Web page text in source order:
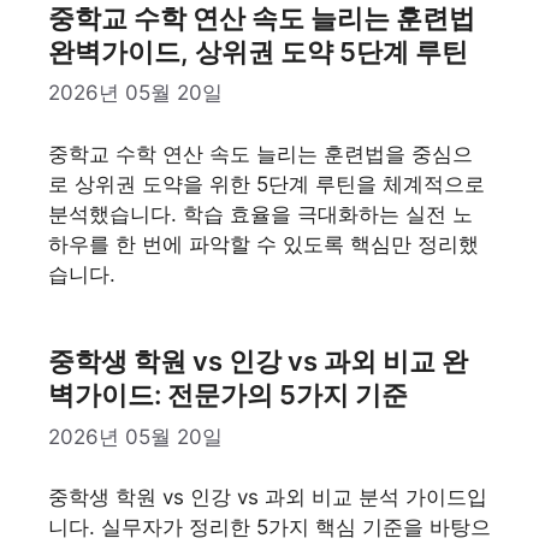
중학교 수학 연산 속도 늘리는 훈련법
완벽가이드, 상위권 도약 5단계 루틴
2026년 05월 20일
중학교 수학 연산 속도 늘리는 훈련법을 중심으
로 상위권 도약을 위한 5단계 루틴을 체계적으로
분석했습니다. 학습 효율을 극대화하는 실전 노
하우를 한 번에 파악할 수 있도록 핵심만 정리했
습니다.
중학생 학원 vs 인강 vs 과외 비교 완
벽가이드: 전문가의 5가지 기준
2026년 05월 20일
중학생 학원 vs 인강 vs 과외 비교 분석 가이드입
니다. 실무자가 정리한 5가지 핵심 기준을 바탕으